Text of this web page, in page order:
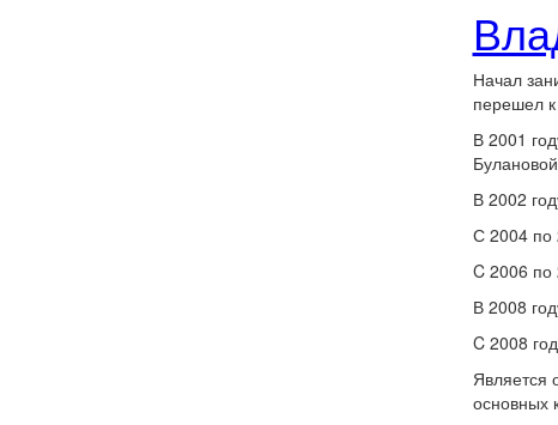
Начал
перешел
В 2001
В 2002
С 2004 по
C 2006 по
В 2008
C 2008
Является
основных